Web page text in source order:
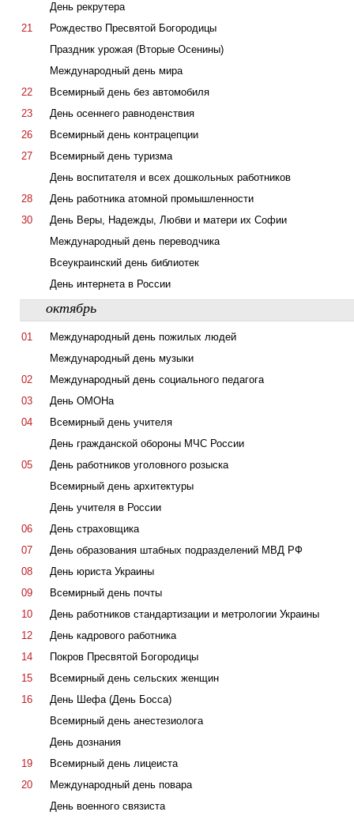
День рекрутера
21
Рождество Пресвятой Богородицы
Праздник урожая (Вторые Осенины)
Международный день мира
22
Всемирный день без автомобиля
23
День осеннего равноденствия
26
Всемирный день контрацепции
27
Всемирный день туризма
День воспитателя и всех дошкольных работников
28
День работника атомной промышленности
30
День Веры, Надежды, Любви и матери их Софии
Международный день переводчика
Всеукраинский день библиотек
День интернета в России
октябрь
01
Международный день пожилых людей
Международный день музыки
02
Международный день социального педагога
03
День ОМОНа
04
Всемирный день учителя
День гражданской обороны МЧС России
05
День работников уголовного розыска
Всемирный день архитектуры
День учителя в России
06
День страховщика
07
День образования штабных подразделений МВД РФ
08
День юриста Украины
09
Всемирный день почты
10
День работников стандартизации и метрологии Украины
12
День кадрового работника
14
Покров Пресвятой Богородицы
15
Всемирный день сельских женщин
16
День Шефа (День Босса)
Всемирный день анестезиолога
День дознания
19
Всемирный день лицеиста
20
Международный день повара
День военного связиста